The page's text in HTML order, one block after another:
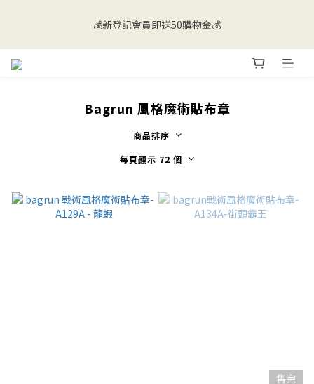
💰新登記會員即送50購物金💰
💰新登記會員即送50購物金💰
🚚 香港及澳門地區會員購物滿$500即免運 | 海外送貨歡迎向客服
Bagrun 風格魔術貼布章
商品排序
每頁顯示 72 個
售完